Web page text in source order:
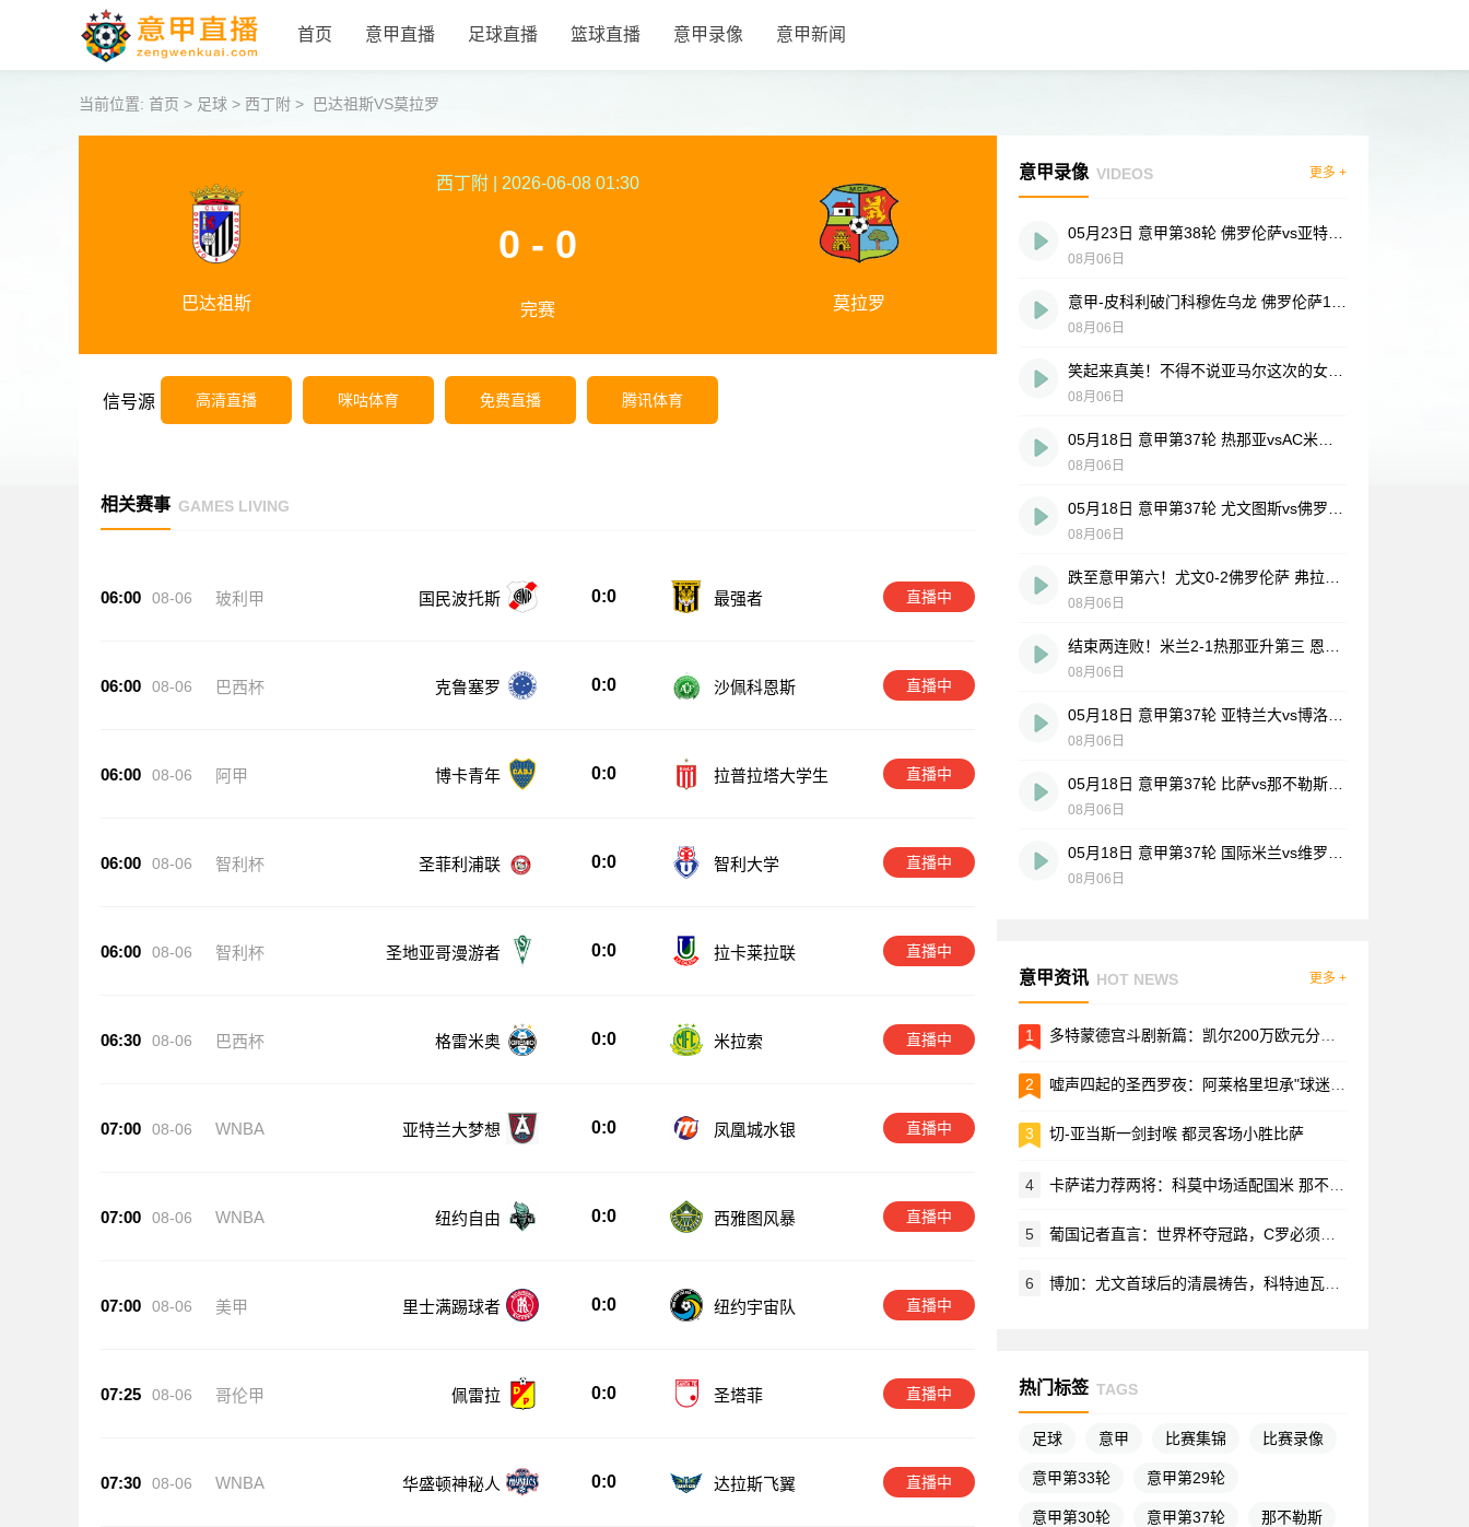
首页 意甲直播 足球直播 篮球直播 意甲录像 意甲新闻
当前位置: 首页 > 足球 > 西丁附 > 巴达祖斯VS莫拉罗
巴达祖斯
西丁附 2026-06-08 01:30
0 - 0
完赛 莫拉罗
信号源 高清直播 咪咕体育 免费直播 腾讯体育
相关赛事 GAMES LIVING
06:00 08-06 玻利甲 国民波托斯 0:0 最强者 直播中
06:00 08-06 巴西杯 克鲁塞罗 0:0 沙佩科恩斯 直播中
06:00 08-06 阿甲 博卡青年 0:0 拉普拉塔大学生 直播中
06:00 08-06 智利杯 圣菲利浦联 0:0 智利大学 直播中
06:00 08-06 智利杯 圣地亚哥漫游者 0:0 拉卡莱拉联 直播中
06:30 08-06 巴西杯 格雷米奥 0:0 米拉索 直播中
07:00 08-06 WNBA 亚特兰大梦想 0:0 凤凰城水银 直播中
07:00 08-06 WNBA 纽约自由 0:0 西雅图风暴 直播中
07:00 08-06 美甲 里士满踢球者 0:0 纽约宇宙队 直播中
07:25 08-06 哥伦甲 佩雷拉 0:0 圣塔菲 直播中
07:30 08-06 WNBA 华盛顿神秘人 0:0 达拉斯飞翼 直播中
意甲录像 VIDEOS 更多 +
08月06日
08月06日
08月06日
08月06日
08月06日
08月06日
08月06日
08月06日
08月06日
08月06日
意甲资讯 HOT NEWS 更多 +
1 多特蒙德宫斗剧新篇：凯尔200万欧元分手费拉锯战内幕
2 嘘声四起的圣西罗夜：阿莱格里坦承"球迷的愤怒情有可原"
3 切-亚当斯一剑封喉 都灵客场小胜比萨
4 卡萨诺力荐两将：科莫中场适配国米 那不勒斯节拍器引双雄争夺
5 葡国记者直言：世界杯夺冠路，C罗必须让位
6 博加：尤文首球后的清晨祷告，科特迪瓦飞翼的蓝白情结
热门标签 TAGS
足球 意甲 比赛集锦 比赛录像
意甲第33轮 意甲第29轮
意甲第30轮 意甲第37轮 那不勒斯